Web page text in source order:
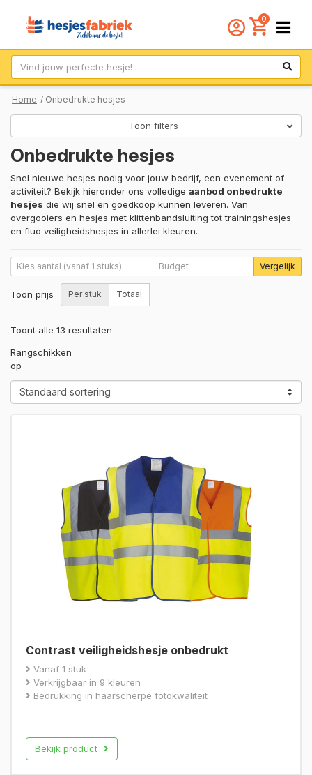
0
Zoek
Home / Onbedrukte hesjes
Toon filters
Onbedrukte hesjes
Snel nieuwe hesjes nodig voor jouw bedrijf, een evenement of
activiteit? Bekijk hieronder ons volledige aanbod onbedrukte
hesjes die wij snel en goedkoop kunnen leveren. Van
overgooiers en hesjes met klittenbandsluiting tot trainingshesjes
en fluo veiligheidshesjes in allerlei kleuren.
Vergelijk
Toon prijs Per stuk Totaal
Toont alle 13 resultaten
Rangschikken
op
Contrast veiligheidshesje onbedrukt
Vanaf 1 stuk
Verkrijgbaar in 9 kleuren
Bedrukking in haarscherpe fotokwaliteit
Bekijk product